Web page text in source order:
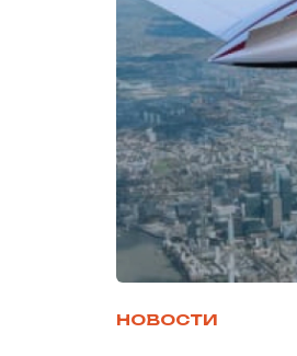
НОВОСТИ